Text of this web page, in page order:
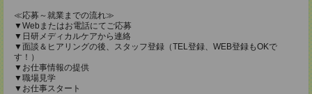
≪応募～就業までの流れ≫
▼Webまたはお電話にてご応募
▼日研メディカルケアから連絡
▼面談＆ヒアリングの後、スタッフ登録（TEL登録、WEB登録もOKで
す！）
▼お仕事情報の提供
▼職場見学
▼お仕事スタート